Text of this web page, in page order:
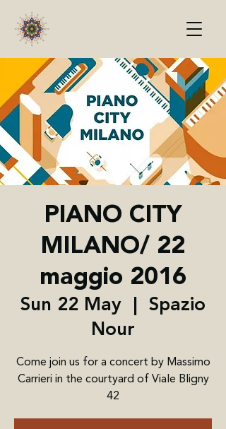
PIANO CITY
MILANO/ 22
maggio 2016
Sun 22 May
  |
Spazio
Nour
Come join us for a concert by Massimo
Carrieri in the courtyard of Viale Bligny
42